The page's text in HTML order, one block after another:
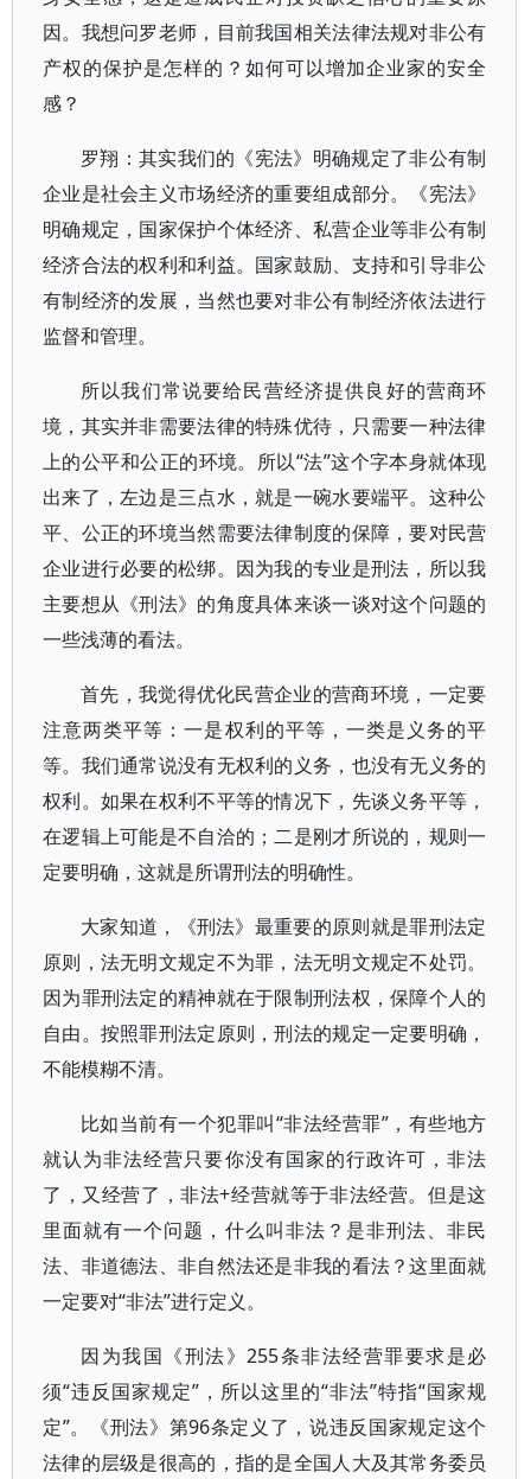
因。我想问罗老师，目前我国相关法律法规对非公有
产权的保护是怎样的？如何可以增加企业家的安全
感？
罗翔：其实我们的《宪法》明确规定了非公有制
企业是社会主义市场经济的重要组成部分。《宪法》
明确规定，国家保护个体经济、私营企业等非公有制
经济合法的权利和利益。国家鼓励、支持和引导非公
有制经济的发展，当然也要对非公有制经济依法进行
监督和管理。
所以我们常说要给民营经济提供良好的营商环
境，其实并非需要法律的特殊优待，只需要一种法律
上的公平和公正的环境。所以“法”这个字本身就体现
出来了，左边是三点水，就是一碗水要端平。这种公
平、公正的环境当然需要法律制度的保障，要对民营
企业进行必要的松绑。因为我的专业是刑法，所以我
主要想从《刑法》的角度具体来谈一谈对这个问题的
一些浅薄的看法。
首先，我觉得优化民营企业的营商环境，一定要
注意两类平等：一是权利的平等，一类是义务的平
等。我们通常说没有无权利的义务，也没有无义务的
权利。如果在权利不平等的情况下，先谈义务平等，
在逻辑上可能是不自洽的；二是刚才所说的，规则一
定要明确，这就是所谓刑法的明确性。
大家知道，《刑法》最重要的原则就是罪刑法定
原则，法无明文规定不为罪，法无明文规定不处罚。
因为罪刑法定的精神就在于限制刑法权，保障个人的
自由。按照罪刑法定原则，刑法的规定一定要明确，
不能模糊不清。
比如当前有一个犯罪叫“非法经营罪”，有些地方
就认为非法经营只要你没有国家的行政许可，非法
了，又经营了，非法+经营就等于非法经营。但是这
里面就有一个问题，什么叫非法？是非刑法、非民
法、非道德法、非自然法还是非我的看法？这里面就
一定要对“非法”进行定义。
因为我国《刑法》255条非法经营罪要求是必
须“违反国家规定”，所以这里的“非法”特指“国家规
定”。《刑法》第96条定义了，说违反国家规定这个
法律的层级是很高的，指的是全国人大及其常务委员